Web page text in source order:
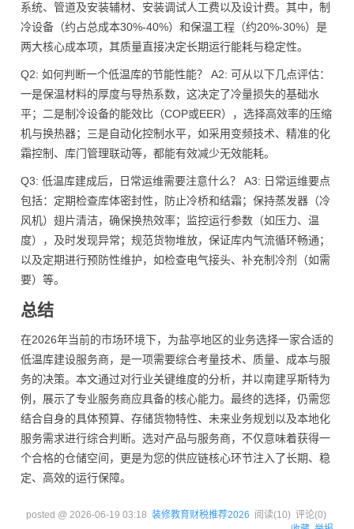
系统、管道及安装辅材、安装调试人工费以及设计费。其中，制
冷设备（约占总成本30%-40%）和保温工程（约20%-30%）是
两大核心成本项，其质量直接决定长期运行能耗与稳定性。
Q2: 如何判断一个低温库的节能性能？ A2: 可从以下几点评估：
一是保温材料的厚度与导热系数，这决定了冷量损失的基础水
平；二是制冷设备的能效比（COP或EER），选择高效率的压缩
机与换热器；三是自动化控制水平，如采用变频技术、精准的化
霜控制、库门管理联动等，都能有效减少无效能耗。
Q3: 低温库建成后，日常运维需要注意什么？ A3: 日常运维要点
包括：定期检查库体密封性，防止冷桥和结霜；保持蒸发器（冷
风机）翅片清洁，确保换热效率；监控运行参数（如压力、温
度），及时发现异常；规范货物堆放，保证库内气流循环畅通；
以及定期进行预防性维护，如检查电气接头、补充制冷剂（如需
要）等。
总结
在2026年当前的市场环境下，为盐亭地区的业务选择一家合适的
低温库建设服务商，是一项需要综合考量技术、质量、成本与服
务的决策。本文通过对行业关键维度的分析，并以南建孚斯特为
例，展示了专业服务商应具备的核心能力。最终的选择，仍需您
结合自身的具体预算、存储货物特性、未来业务规划以及本地化
服务需求进行综合判断。选对产品与服务商，不仅意味着获得一
个合格的仓储空间，更是为您的供应链核心环节注入了长期、稳
定、高效的运行保障。
posted @ 2026-06-19 03:18 装修教育财税推荐2026 阅读(10) 评论(0)